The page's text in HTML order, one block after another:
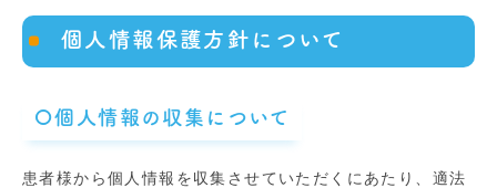
個人情報保護方針について
〇個人情報の収集について
患者様から個人情報を収集させていただくにあたり、適法